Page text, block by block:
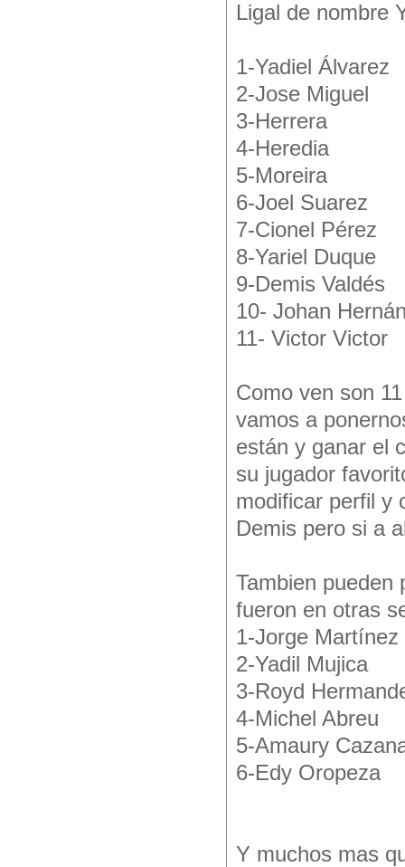
Ligal de nombre
1-Yadiel Álvarez
2-Jose Miguel
3-Herrera
4-Heredia
5-Moreira
6-Joel Suarez
7-Cionel Pérez
8-Yariel Duque
9-Demis Valdés
10- Johan
11- Victor Victor
Como ven son
vamos a
están y ganar el
su jugador
modificar perfil y
Demis pero si a
Tambien pueden
fueron en otras
1-Jorge Martínez
2-Yadil Mujica
3-Royd
4-Michel Abreu
5-Amaury
6-Edy Oropeza
Y muchos mas